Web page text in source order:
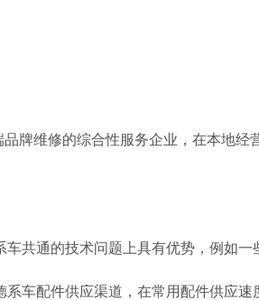
车共通的技术问题上具有优势，例如一
系车配件供应渠道，在常用配件供应速